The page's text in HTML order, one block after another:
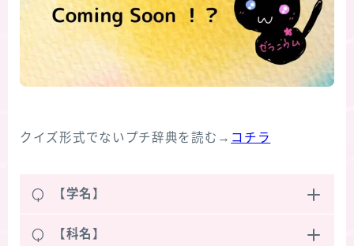
クイズ形式でないプチ辞典を読む→ コチラ
Q 【学名】
Q 【科名】